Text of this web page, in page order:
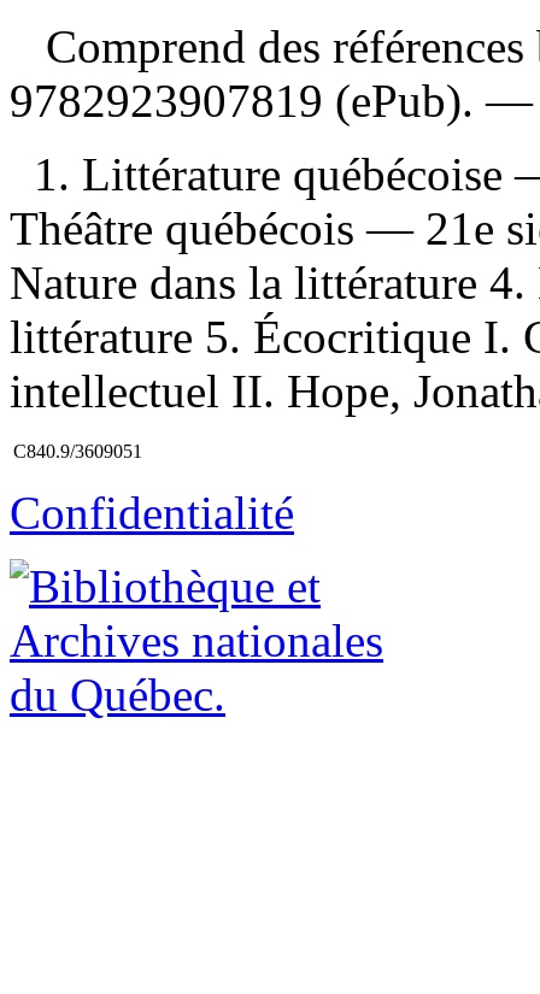
Comprend des
9782923907819 (ePub).
1. Littérature
Théâtre québécois — 21e
Nature dans la littérature
littérature 5. Écocritique I.
intellectuel II. Hope,
C840.9/3609051
Confidentialité